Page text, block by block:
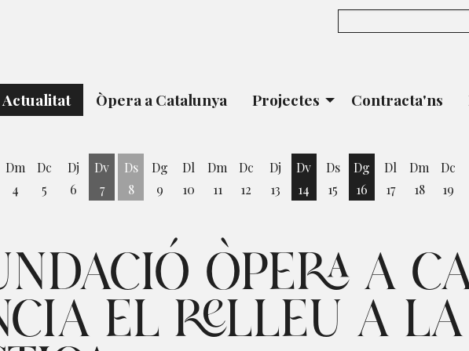
Actualitat Òpera a Catalunya Projectes Contracta'ns
Dm
4
Dc
5
Dj
6
Dv
7
Ds
8
Dg
9
Dl
10
Dm
11
Dc
12
Dj
13
Dv
14
Ds
15
Dg
16
Dl
17
Dm
18
Dc
19
ÒPERA A
EL RELLEU A